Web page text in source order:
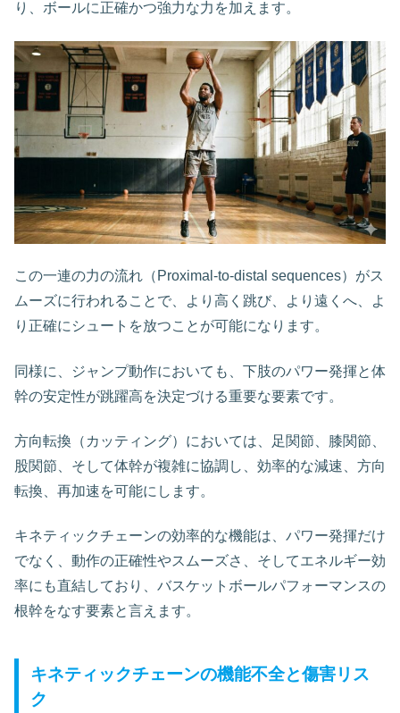
り、ボールに正確かつ強力な力を加えます。
この一連の力の流れ（Proximal-to-distal sequences）がス
ムーズに行われることで、より高く跳び、より遠くへ、よ
り正確にシュートを放つことが可能になります。
同様に、ジャンプ動作においても、下肢のパワー発揮と体
幹の安定性が跳躍高を決定づける重要な要素です。
方向転換（カッティング）においては、足関節、膝関節、
股関節、そして体幹が複雑に協調し、効率的な減速、方向
転換、再加速を可能にします。
キネティックチェーンの効率的な機能は、パワー発揮だけ
でなく、動作の正確性やスムーズさ、そしてエネルギー効
率にも直結しており、バスケットボールパフォーマンスの
根幹をなす要素と言えます。
キネティックチェーンの機能不全と傷害リス
ク